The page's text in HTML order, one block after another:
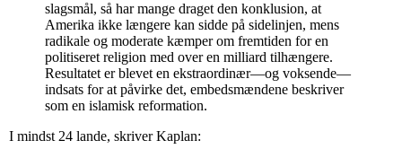
slagsmål, så har mange draget den konklusion, at
Amerika ikke længere kan sidde på sidelinjen, mens
radikale og moderate kæmper om fremtiden for en
politiseret religion med over en milliard tilhængere.
Resultatet er blevet en ekstraordinær—og voksende—
indsats for at påvirke det, embedsmændene beskriver
som en islamisk reformation.
I mindst 24 lande, skriver Kaplan: